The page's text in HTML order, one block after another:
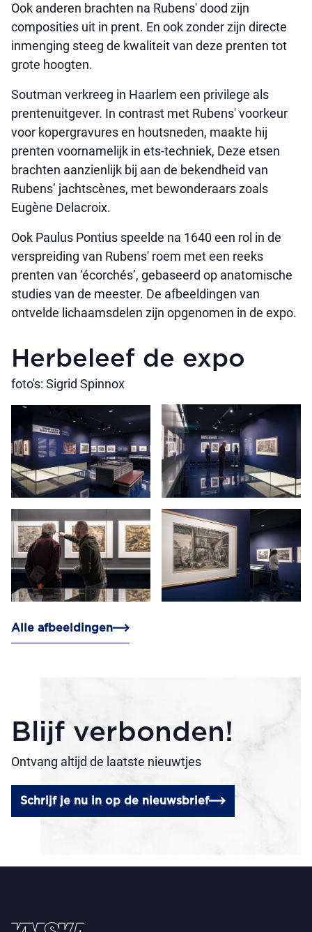
Ook anderen brachten na Rubens' dood zijn
composities uit in prent. En ook zonder zijn directe
inmenging steeg de kwaliteit van deze prenten tot
grote hoogten.
Soutman verkreeg in Haarlem een privilege als
prentenuitgever. In contrast met Rubens' voorkeur
voor kopergravures en houtsneden, maakte hij
prenten voornamelijk in ets-techniek, Deze etsen
brachten aanzienlijk bij aan de bekendheid van
Rubens’ jachtscènes, met bewonderaars zoals
Eugène Delacroix.
Ook Paulus Pontius speelde na 1640 een rol in de
verspreiding van Rubens' roem met een reeks
prenten van ‘écorchés’, gebaseerd op anatomische
studies van de meester. De afbeeldingen van
ontvelde lichaamsdelen zijn opgenomen in de expo.
Herbeleef de expo
foto's: Sigrid Spinnox
Alle afbeeldingen
Blijf verbonden!
Ontvang altijd de laatste nieuwtjes
Schrijf je nu in op de nieuwsbrief